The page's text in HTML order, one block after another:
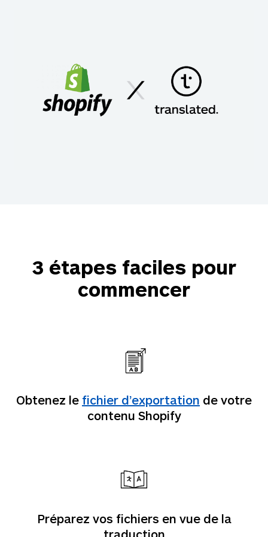
3 étapes faciles pour
commencer
Obtenez le fichier d’exportation de votre
contenu Shopify
Préparez vos fichiers en vue de la